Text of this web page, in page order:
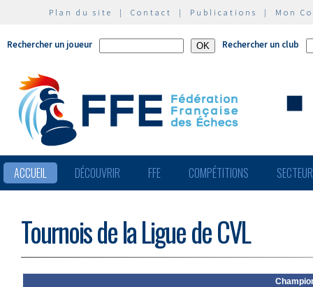
Plan du site | Contact | Publications | Mon
Rechercher un joueur Rechercher un club
ACCUEIL DÉCOUVRIR FFE COMPÉTITIONS
Tournois de la Ligue de CVL